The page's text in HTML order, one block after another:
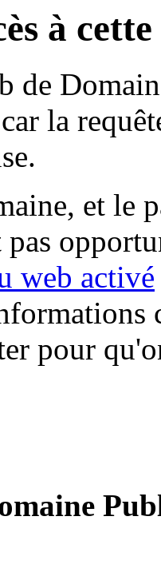
à
de
la
et le
pas
web activé
pour